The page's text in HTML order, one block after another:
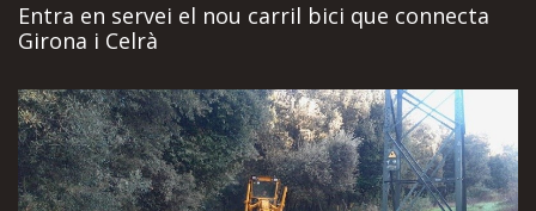
Entra en servei el nou carril bici que connecta
Girona i Celrà